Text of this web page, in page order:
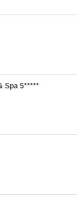
Spa 5*****